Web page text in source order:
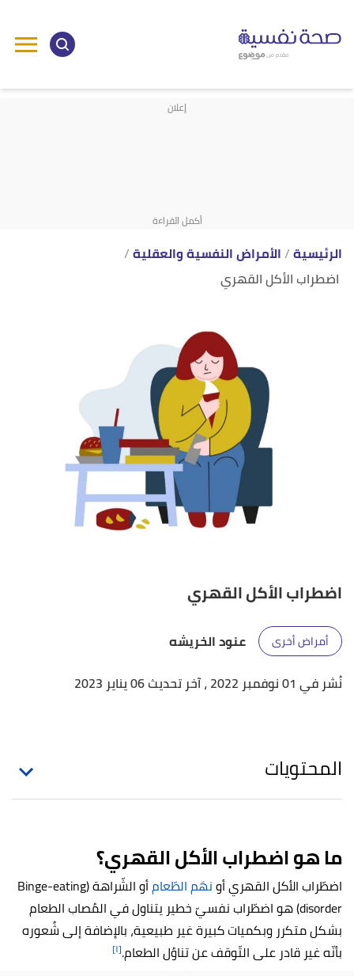
الرئيسية الأمراض النفسية والعقلية
اضطراب الأكل القهري
اضطراب الأكل القهري
أمراض أخرى
عنود الخريشه
نُشر في 01 نوفمبر 2022
، آخر تحديث 06 يناير 2023
المحتويات
ما هواضطراب الأكل القهري؟
اضطّراب الأكل القهري أونهَم الطّعام
أو الشّراهة (Binge-eating
disorder) هو اضطّراب نفسيّ خطير يتناول في المُصاب الطعام
بشكل متكرر وبكميات كبيرة غير طبيعية، بالإضافة إلى شُعوره
بأنّه غير قادر على التّوقف عن تناوُل الطعام.[١]